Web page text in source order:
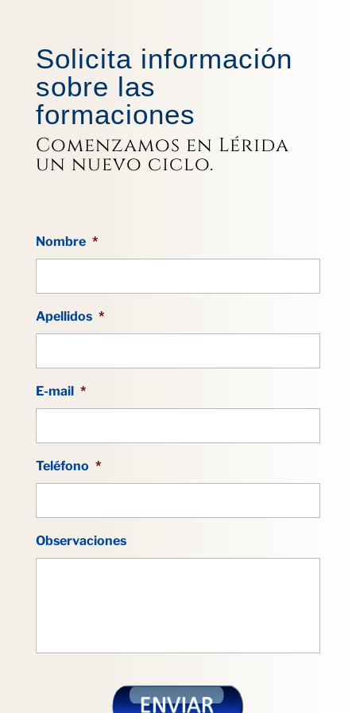
Solicita información
sobre las
formaciones
Comenzamos en Lérida
un nuevo ciclo.
Nombre *
Apellidos *
E-mail *
Teléfono *
Observaciones